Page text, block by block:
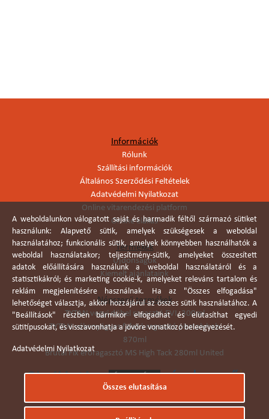
Információk
Rólunk
Szállítási információk
Általános Szerződési Feltételek
Adatvédelmi Nyilatkozat
Online vitarendezési platform
Online elállás
Termékek
Újdonságok
Kiemelt ajánlataink
Népszerű termékek
TYTAN vegyi dübel ragasztó EVI. 300ml
TYTAN vékonyágyas falazó ragasztó pisztolyhab
870ml
Brutál Fix erőragasztó MS High Tack 280ml United
A weboldalunkon válogatott saját és harmadik féltől származó sütiket
használunk: Alapvető sütik, amelyek szükségesek a weboldal
használatához; funkcionális sütik, amelyek könnyebben használhatók a
weboldal használatakor; teljesítmény-sütik, amelyeket összesített
adatok előállítására használunk a weboldal használatáról és a
statisztikákról; és marketing cookie-k, amelyeket releváns tartalom és
reklám megjelenítésére használnak. Ha az "Összes elfogadása"
lehetőséget választja, akkor hozzájárul az összes sütik használatához. A
"Beállítások" részben bármikor elfogadhat és elutasíthat egyedi
sütitípusokat, és visszavonhatja a jövőre vonatkozó beleegyezését.
Adatvédelmi Nyilatkozat
Összes elutasítása